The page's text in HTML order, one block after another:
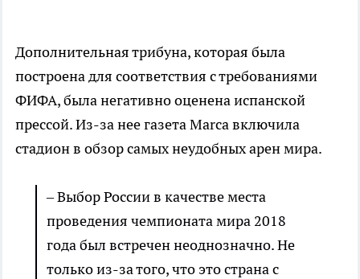
Дополнительная трибуна, которая была
построена для соответствия с требованиями
ФИФА, была негативно оценена испанской
прессой. Из-за нее газета Marca включила
стадион в обзор самых неудобных арен мира.
– Выбор России в качестве места
проведения чемпионата мира 2018
года был встречен неоднозначно. Не
только из-за того, что это страна с